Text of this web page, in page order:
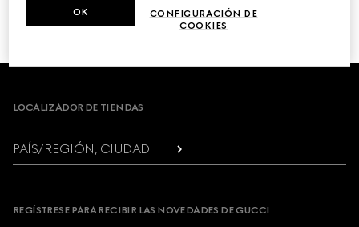
/3
Footer
LOCALIZADOR DE TIENDAS
PAÍS/REGIÓN, CIUDAD
REGÍSTRESE PARA RECIBIR LAS NOVEDADES DE GUCCI
CONFIGURACIÓN DE
COOKIES
OK